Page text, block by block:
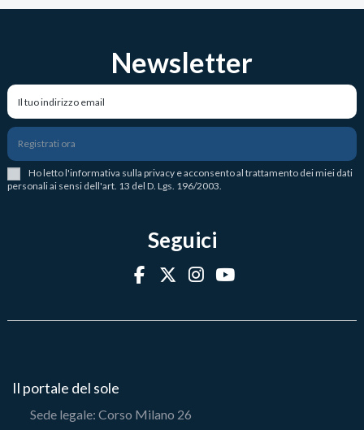
Newsletter
Registrati ora
Ho letto l'informativa sulla privacy e acconsento al trattamento dei miei dati
personali ai sensi dell'art. 13 del D. Lgs. 196/2003.
Seguici
Il portale del sole
Sede legale: Corso Milano 26